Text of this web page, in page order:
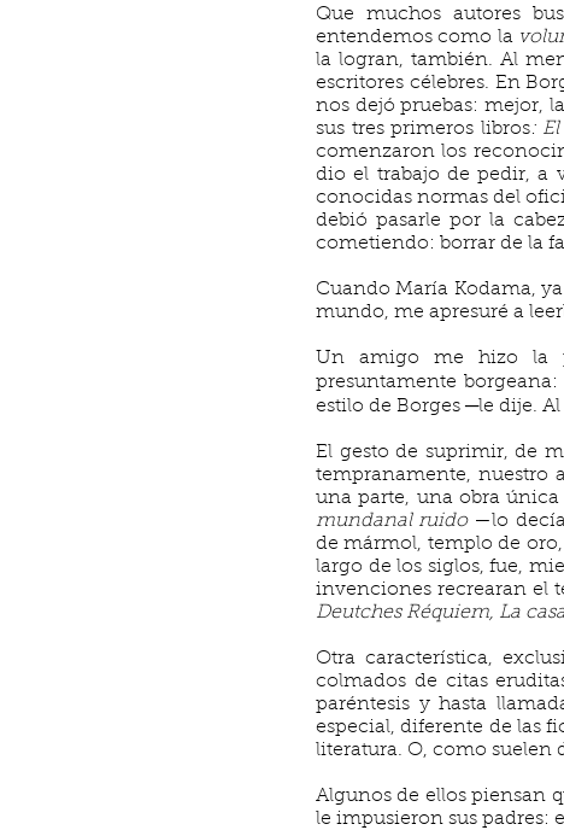
Que muchos autores
entendemos como la
la logran, también. Al
escritores célebres. En
nos dejó pruebas: mejor,
sus tres primeros libros:
comenzaron los
dio el trabajo de pedir, a
conocidas normas del
debió pasarle por la
cometiendo: borrar de la
Cuando María Kodama,
mundo, me apresuré a
Un amigo me hizo la
presuntamente
estilo de Borges ─le dije.
El gesto de suprimir, de
tempranamente, nuestro
una parte, una obra
mundanal ruido—lo decía
de mármol, templo de
largo de los siglos, fue,
invenciones recrearan el
Deutches Réquiem, La
Otra característica,
colmados de citas
paréntesis y hasta
especial, diferente de las
literatura. O, como suelen
Algunos de ellos piensan
le impusieron sus padres: